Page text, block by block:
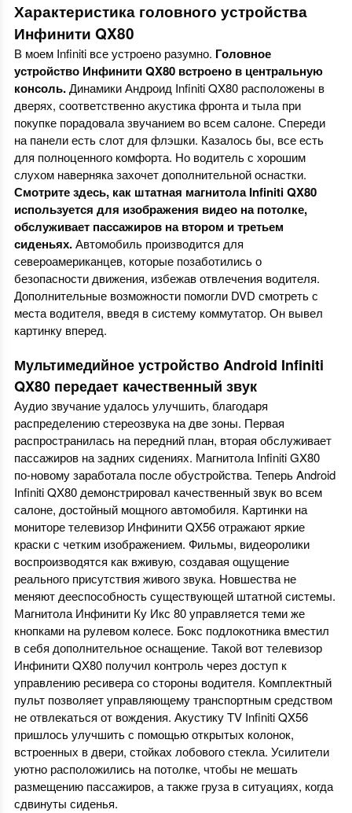
Характеристика головного устройства
Инфинити QX80
В моем Infiniti все устроено разумно. Головное
устройство ИнфинитиQX80 встроено в центральную
консоль.Динамики Андроид Infiniti QX80 расположены в
дверях, соответственно акустика фронта и тыла при
покупке порадовала звучанием во всем салоне. Спереди
на панели есть слот для флэшки. Казалось бы, все есть
для полноценного комфорта. Но водитель с хорошим
слухом наверняка захочет дополнительной оснастки.
Смотритездесь, как штатная магнитола InfinitiQX80
используется для изображения видео на потолке,
обслуживает пассажиров на втором и третьем
сиденьях.Автомобиль производится для
североамериканцев, которые позаботились о
безопасности движения, избежав отвлечения водителя.
Дополнительные возможности помогли DVD смотреть с
места водителя, введя в систему коммутатор. Он вывел
картинку вперед.
Мультимедийное устройство Android Infiniti
QX80 передает качественный звук
Аудио звучание удалось улучшить, благодаря
распределению стереозвука на две зоны. Первая
распространилась на передний план, вторая обслуживает
пассажиров на задних сидениях. Магнитола Infiniti GX80
по-новому заработала после обустройства. Теперь Android
Infiniti QX80 демонстрировал качественный звук во всем
салоне, достойный мощного автомобиля. Картинки на
мониторе телевизор Инфинити QX56 отражают яркие
краски с четким изображением. Фильмы, видеоролики
воспроизводятся как вживую, создавая ощущение
реального присутствия живого звука. Новшества не
меняют дееспособность существующей штатной системы.
Магнитола Инфинити Ку Икс 80 управляется теми же
кнопками на рулевом колесе. Бокс подлокотника вместил
в себя дополнительное оснащение. Такой воттелевизор
Инфинити QX80 получил контроль через доступ к
управлению ресивера со стороны водителя. Комплектный
пульт позволяет управляющему транспортным средством
не отвлекаться от вождения. Акустику TV Infiniti QX56
пришлось улучшить с помощью открытых колонок,
встроенных в двери, стойках лобового стекла. Усилители
уютно расположились на потолке, чтобы не мешать
размещению пассажиров, а также груза в ситуациях, когда
сдвинуты сиденья.